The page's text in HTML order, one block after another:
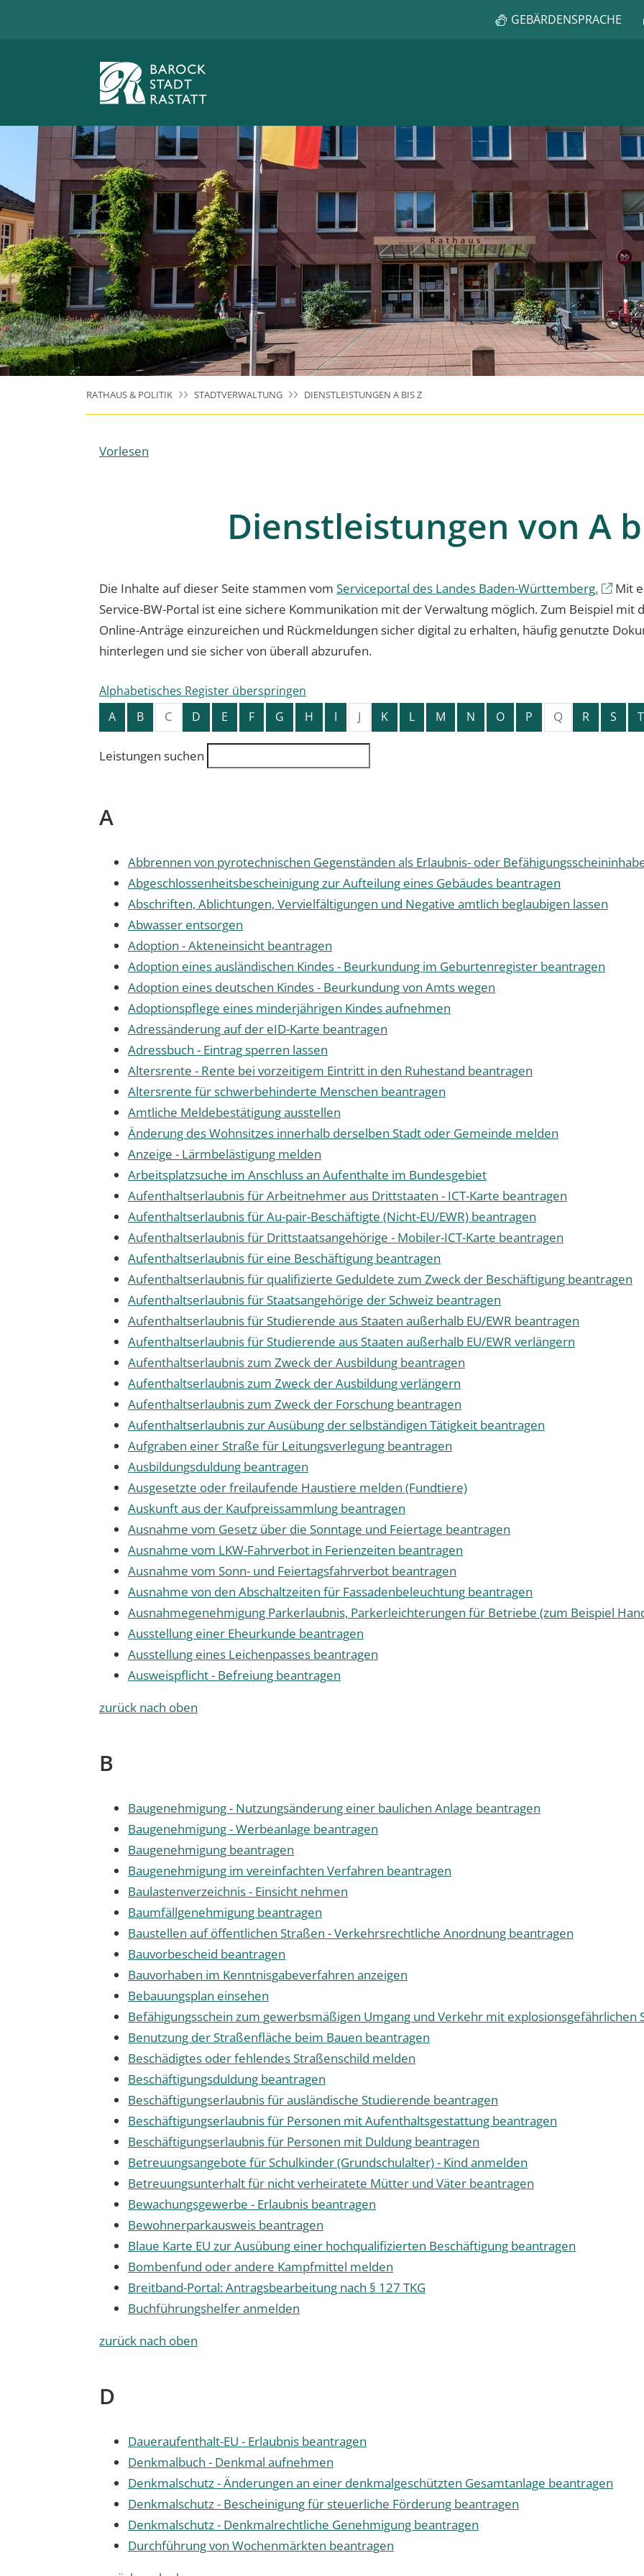
GEBÄRDENSPRACHE
RATHAUS & POLITIK STADTVERWALTUNG DIENSTLEISTUNGEN A BIS Z
Vorlesen
Dienstleistungen von A
Die Inhalte auf dieser Seite stammen vom Serviceportal des Landes Baden-Württemberg.
Mit
Service-BW-Portal ist eine sichere Kommunikation mit der Verwaltung möglich. Zum Beispiel mit
Online-Anträge einzureichen und Rückmeldungen sicher digital zu erhalten, häufig genutzte
hinterlegen und sie sicher von überall abzurufen.
Alphabetisches Register überspringen
A
B C D E F G H I J K L M N O P Q R S T
Leistungen suchen
A
Abbrennen von pyrotechnischen Gegenständen als Erlaubnis- oder
Abgeschlossenheitsbescheinigung zur Aufteilung eines Gebäudes beantragen
Abschriften, Ablichtungen, Vervielfältigungen und Negative amtlich beglaubigen lassen
Abwasser entsorgen
Adoption - Akteneinsicht beantragen
Adoption eines ausländischen Kindes - Beurkundung im Geburtenregister beantragen
Adoption eines deutschen Kindes - Beurkundung von Amts wegen
Adoptionspflege eines minderjährigen Kindes aufnehmen
Adressänderung auf der eID-Karte beantragen
Adressbuch - Eintrag sperren lassen
Altersrente - Rente bei vorzeitigem Eintritt in den Ruhestand beantragen
Altersrente für schwerbehinderte Menschen beantragen
Amtliche Meldebestätigung ausstellen
Änderung des Wohnsitzes innerhalb derselben Stadt oder Gemeinde melden
Anzeige - Lärmbelästigung melden
Arbeitsplatzsuche im Anschluss an Aufenthalte im Bundesgebiet
Aufenthaltserlaubnis für Arbeitnehmer aus Drittstaaten - ICT-Karte beantragen
Aufenthaltserlaubnis für Au-pair-Beschäftigte (Nicht-EU/EWR) beantragen
Aufenthaltserlaubnis für Drittstaatsangehörige - Mobiler-ICT-Karte beantragen
Aufenthaltserlaubnis für eine Beschäftigung beantragen
Aufenthaltserlaubnis für qualifizierte Geduldete zum Zweck der Beschäftigung beantragen
Aufenthaltserlaubnis für Staatsangehörige der Schweiz beantragen
Aufenthaltserlaubnis für Studierende aus Staaten außerhalb EU/EWR beantragen
Aufenthaltserlaubnis für Studierende aus Staaten außerhalb EU/EWR verlängern
Aufenthaltserlaubnis zum Zweck der Ausbildung beantragen
Aufenthaltserlaubnis zum Zweck der Ausbildung verlängern
Aufenthaltserlaubnis zum Zweck der Forschung beantragen
Aufenthaltserlaubnis zur Ausübung der selbständigen Tätigkeit beantragen
Aufgraben einer Straße für Leitungsverlegung beantragen
Ausbildungsduldung beantragen
Ausgesetzte oder freilaufende Haustiere melden (Fundtiere)
Auskunft aus der Kaufpreissammlung beantragen
Ausnahme vom Gesetz über die Sonntage und Feiertage beantragen
Ausnahme vom LKW-Fahrverbot in Ferienzeiten beantragen
Ausnahme vom Sonn- und Feiertagsfahrverbot beantragen
Ausnahme von den Abschaltzeiten für Fassadenbeleuchtung beantragen
Ausnahmegenehmigung Parkerlaubnis, Parkerleichterungen für Betriebe (zum Beispiel
Ausstellung einer Eheurkunde beantragen
Ausstellung eines Leichenpasses beantragen
Ausweispflicht - Befreiung beantragen
zurück nach oben
B
Baugenehmigung - Nutzungsänderung einer baulichen Anlage beantragen
Baugenehmigung - Werbeanlage beantragen
Baugenehmigung beantragen
Baugenehmigung im vereinfachten Verfahren beantragen
Baulastenverzeichnis - Einsicht nehmen
Baumfällgenehmigung beantragen
Baustellen auf öffentlichen Straßen - Verkehrsrechtliche Anordnung beantragen
Bauvorbescheid beantragen
Bauvorhaben im Kenntnisgabeverfahren anzeigen
Bebauungsplan einsehen
Befähigungsschein zum gewerbsmäßigen Umgang und Verkehr mit explosionsgefährlichen
Benutzung der Straßenfläche beim Bauen beantragen
Beschädigtes oder fehlendes Straßenschild melden
Beschäftigungsduldung beantragen
Beschäftigungserlaubnis für ausländische Studierende beantragen
Beschäftigungserlaubnis für Personen mit Aufenthaltsgestattung beantragen
Beschäftigungserlaubnis für Personen mit Duldung beantragen
Betreuungsangebote für Schulkinder (Grundschulalter) - Kind anmelden
Betreuungsunterhalt für nicht verheiratete Mütter und Väter beantragen
Bewachungsgewerbe - Erlaubnis beantragen
Bewohnerparkausweis beantragen
Blaue Karte EU zur Ausübung einer hochqualifizierten Beschäftigung beantragen
Bombenfund oder andere Kampfmittel melden
Breitband-Portal: Antragsbearbeitung nach § 127 TKG
Buchführungshelfer anmelden
zurück nach oben
D
Daueraufenthalt-EU - Erlaubnis beantragen
Denkmalbuch - Denkmal aufnehmen
Denkmalschutz - Änderungen an einer denkmalgeschützten Gesamtanlage beantragen
Denkmalschutz - Bescheinigung für steuerliche Förderung beantragen
Denkmalschutz - Denkmalrechtliche Genehmigung beantragen
Durchführung von Wochenmärkten beantragen